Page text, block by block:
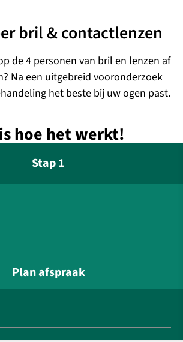
bril & contactlenzen
de 4 personen van bril en lenzen af
Na een uitgebreid vooronderzoek
het beste bij uw ogen past.
hoe het werkt!
Stap 1
Plan afspraak